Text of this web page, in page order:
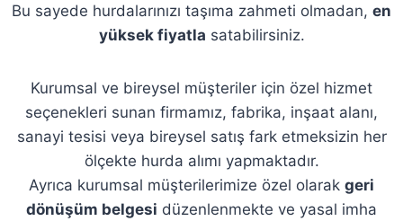
Bu sayede hurdalarınızı taşıma zahmeti olmadan, en
yüksek fiyatla satabilirsiniz.
Kurumsal ve bireysel müşteriler için özel hizmet
seçenekleri sunan firmamız, fabrika, inşaat alanı,
sanayi tesisi veya bireysel satış fark etmeksizin her
ölçekte hurda alımı yapmaktadır.
Ayrıca kurumsal müşterilerimize özel olarak geri
dönüşüm belgesi düzenlenmekte ve yasal imha